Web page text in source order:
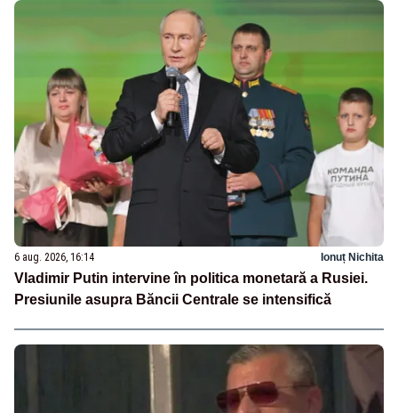
6 aug. 2026, 16:14 Ionuț Nichita
Vladimir Putin intervine în politica monetară a Rusiei.
Presiunile asupra Băncii Centrale se intensifică